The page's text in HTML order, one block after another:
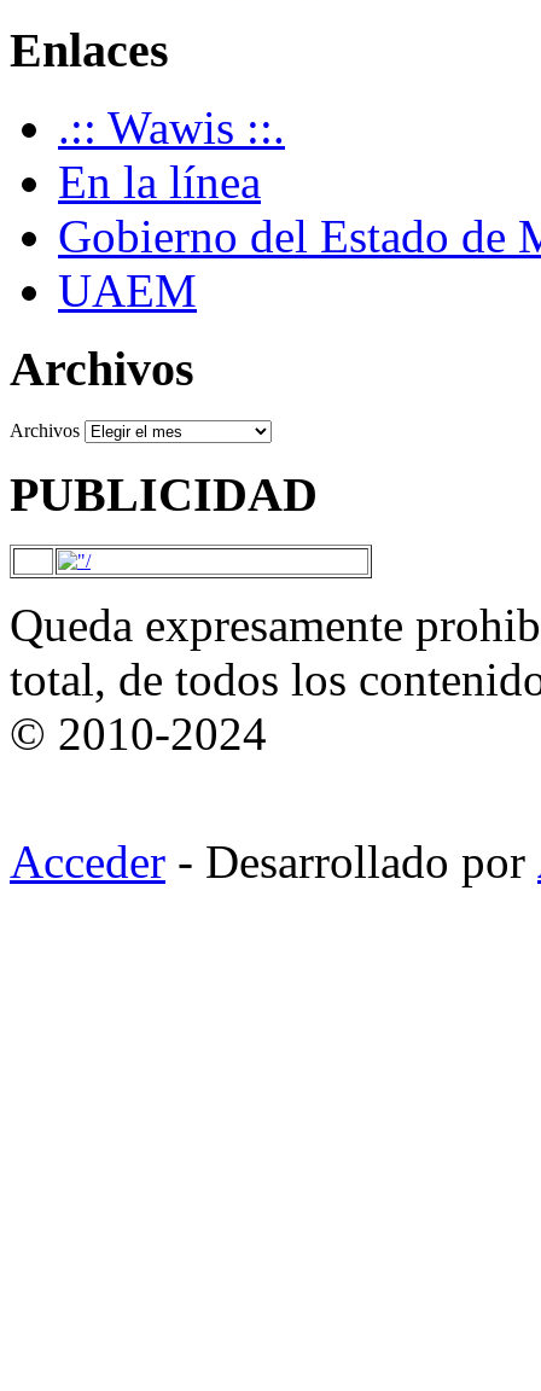
Enlaces
.:: Wawis ::.
En la línea
Gobierno del Estado de
UAEM
Archivos
Archivos
PUBLICIDAD
Queda expresamente
total, de todos los
© 2010-2024
Acceder - Desarrollado por